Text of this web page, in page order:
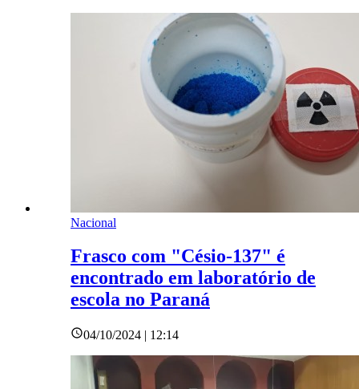
Nacional
Frasco com "Césio-137" é
encontrado em laboratório de
escola no Paraná
04/10/2024 | 12:14